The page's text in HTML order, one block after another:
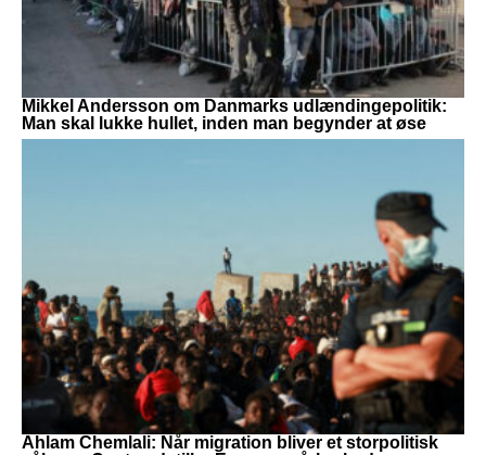
Mikkel Andersson om Danmarks udlændingepolitik:
Man skal lukke hullet, inden man begynder at øse
Ahlam Chemlali: Når migration bliver et storpolitisk